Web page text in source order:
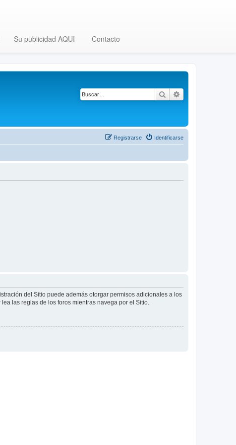
Su publicidad AQUI Contacto
Buscar
Identificarse
Registrarse
del Sitio puede además otorgar permisos adicionales a los
las reglas de los foros mientras navega por el Sitio.